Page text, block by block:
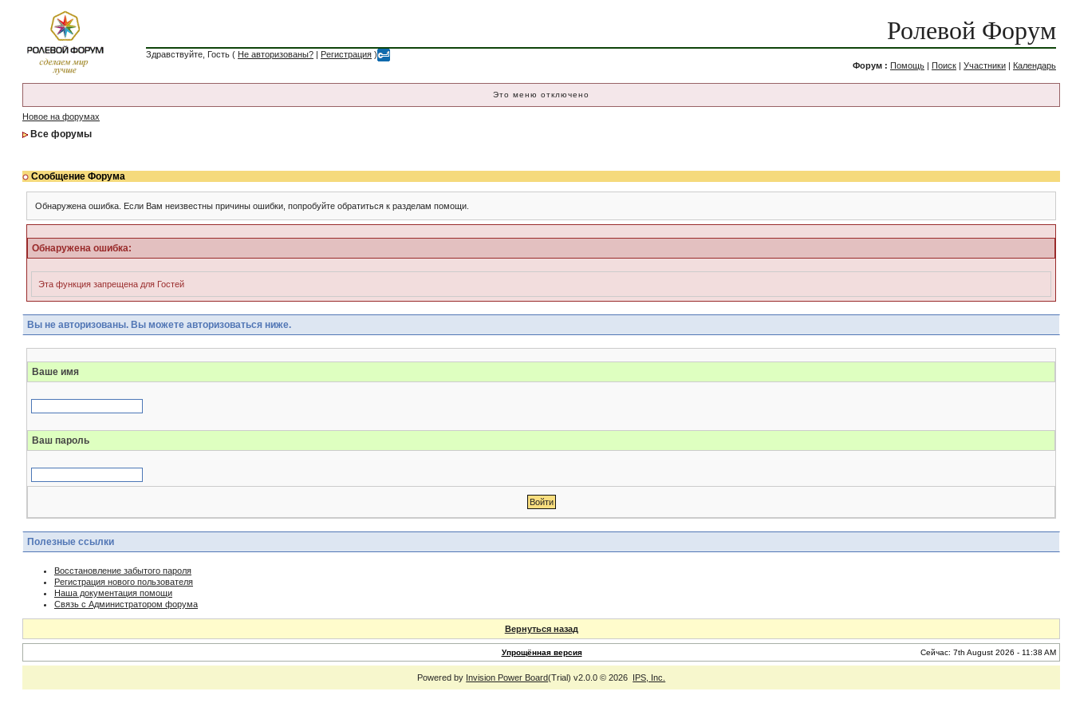
Ролевой Форум
Здравствуйте, Гость ( Не авторизованы? | Регистрация )
Форум : Помощь | Поиск | Участники | Календарь
Это меню отключено
Новое на форумах
Все форумы
Сообщение Форума
Обнаружена ошибка. Если Вам неизвестны причины ошибки, попробуйте обратиться к разделам помощи.
Обнаружена ошибка:
Эта функция запрещена для Гостей
Вы не авторизованы. Вы можете авторизоваться ниже.
Ваше имя
Ваш пароль
Полезные ссылки
Восстановление забытого пароля
Регистрация нового пользователя
Наша документация помощи
Связь с Администратором форума
Вернуться назад
Упрощённая версия Сейчас: 7th August 2026 - 11:38 AM
Powered by Invision Power Board(Trial) v2.0.0 © 2026 IPS, Inc.